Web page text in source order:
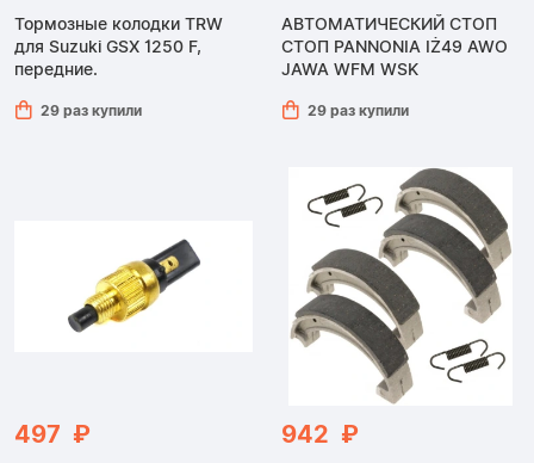
Тормозные колодки TRW
для Suzuki GSX 1250 F,
передние.
29 раз купили
АВТОМАТИЧЕСКИЙ СТОП
СТОП PANNONIA IŻ49 AWO
JAWA WFM WSK
29 раз купили
497 ₽ 942 ₽